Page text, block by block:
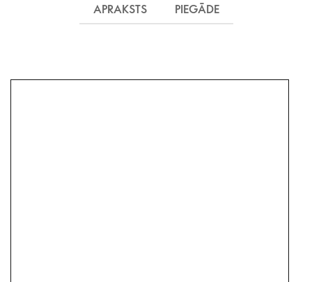
APRAKSTS PIEGĀDE